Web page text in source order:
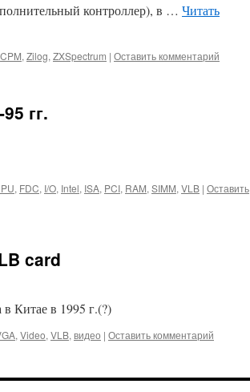
контроллер), в … Читать
CPM, Zilog, ZXSpectrum | Оставить комментарий
гг.
, FDC, I/O, Intel, ISA, PCI, RAM, SIMM, VLB | Оставить
card
Китае в 1995 г.(?)
, Video, VLB, видео | Оставить комментарий